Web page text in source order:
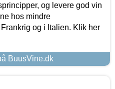
og levere god vin
hos mindre
og i Italien. Klik her
BuusVine.dk